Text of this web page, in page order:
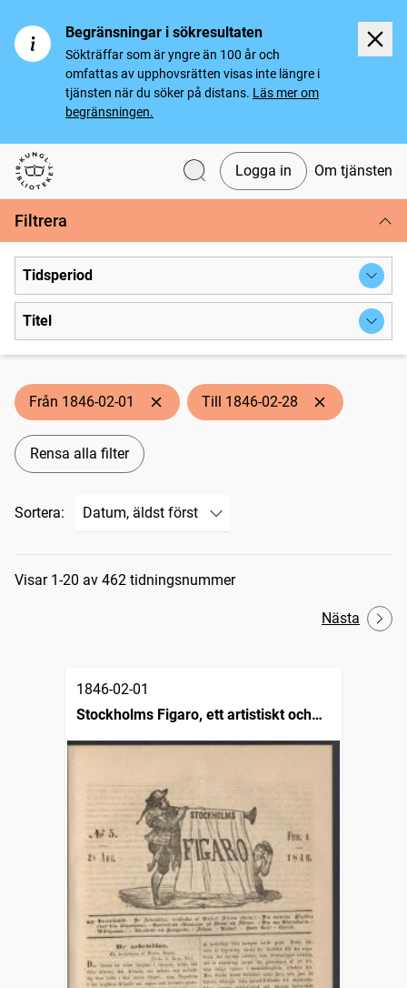
Begränsningar i sökresultaten
Sökträffar som är yngre än 100 år och
omfattas av upphovsrätten visas inte längre i
tjänsten när du söker på distans. Läs mer om
begränsningen.
Svenska tidningar
Logga in Om tjänsten
Filtrera
Tidsperiod
Titel
Från 1846-02-01 Till 1846-02-28
Rensa alla filter
Sortera:
Sökresultat
Visar 1-20 av 462 tidningsnummer
Nästa
1846-02-01
Stockholms Figaro, ett artistiskt och
belletristiskt söndagsblad